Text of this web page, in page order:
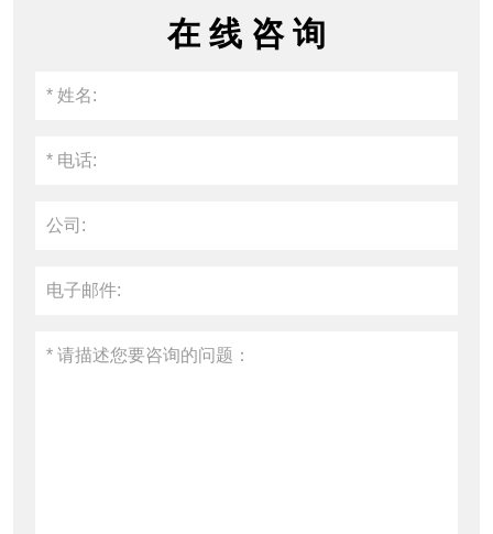
在 线 咨 询